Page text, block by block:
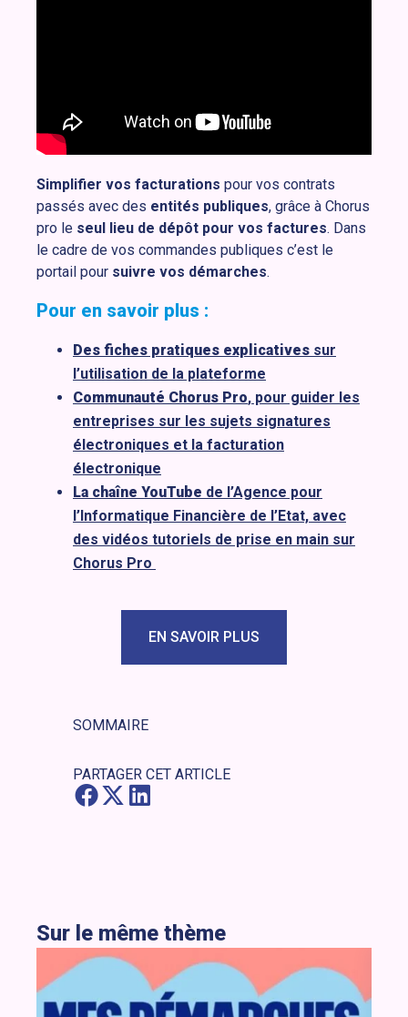
Simplifier vos facturations pour vos contrats
passés avec des entités publiques, grâce à Chorus
pro le seul lieu de dépôt pour vos factures. Dans
le cadre de vos commandes publiques c’est le
portail pour suivre vos démarches.
Pour en savoir plus :
Des fiches pratiques explicatives sur
l’utilisation de la plateforme
Communauté Chorus Pro, pour guider les
entreprises sur les sujets signatures
électroniques et la facturation
électronique
La chaîne YouTube de l’Agence pour
l’Informatique Financière de l’Etat, avec
des vidéos tutoriels de prise en main sur
Chorus Pro
EN SAVOIR PLUS
SOMMAIRE
PARTAGER CET ARTICLE
Sur le même thème